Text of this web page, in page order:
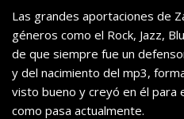
Las grandes aportaciones de
géneros como el Rock, Jazz,
de que siempre fue un
y del nacimiento del mp3,
visto bueno y creyó en él para
como pasa actualmente.